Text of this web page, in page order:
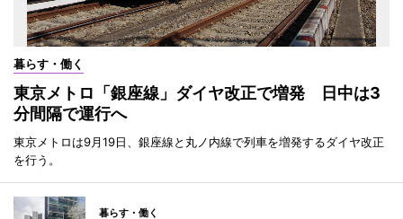
暮らす・働く
東京メトロ「銀座線」ダイヤ改正で増発 日中は3
分間隔で運行へ
東京メトロは9月19日、銀座線と丸ノ内線で列車を増発するダイヤ改正
を行う。
暮らす・働く